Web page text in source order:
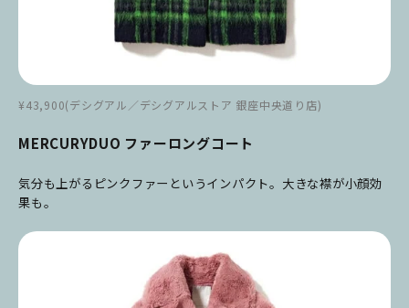
¥43,900(デシグアル／デシグアルストア 銀座中央道り店)
MERCURYDUO ファーロングコート
気分も上がるピンクファーというインパクト。大きな襟が小顔効
果も。